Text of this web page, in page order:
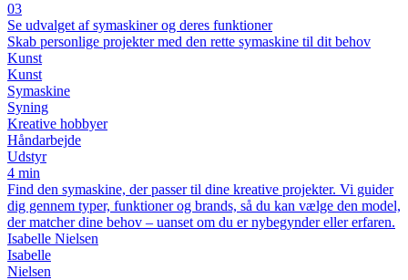
03
Se udvalget af symaskiner og deres funktioner
Skab personlige projekter med den rette symaskine til dit behov
Kunst
Kunst
Symaskine
Syning
Kreative hobbyer
Håndarbejde
Udstyr
4 min
Find den symaskine, der passer til dine kreative projekter. Vi guider
dig gennem typer, funktioner og brands, så du kan vælge den model,
der matcher dine behov – uanset om du er nybegynder eller erfaren.
Isabelle Nielsen
Isabelle
Nielsen